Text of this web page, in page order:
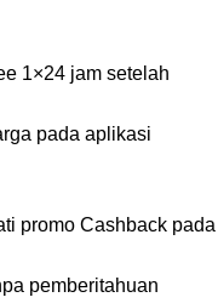
1×24 jam setelah
pada aplikasi
promo Cashback pada
pemberitahuan